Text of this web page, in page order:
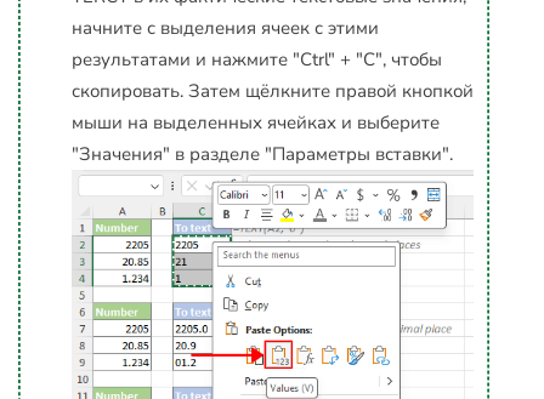
начните с выделения ячеек с этими
результатами и нажмите "Ctrl" + "C", чтобы
скопировать. Затем щёлкните правой кнопкой
мыши на выделенных ячейках и выберите
"Значения" в разделе "Параметры вставки".